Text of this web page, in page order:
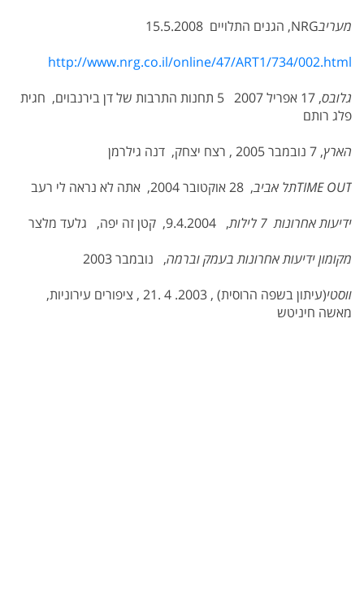
מעריבNRG, הגנים התלויים 15.5.2008
http://www.nrg.co.il/online/47/ART1/734/002.html
גלובס
, 17 אפריל 2007 5 תחנות התרבות של דן בירנבוים, חגית
פלג רותם
הארץ, 7 נובמבר 2005 , רצח יצחק, דנה גילרמן
TIME OUTתל אביב, 28 אוקטובר 2004, אתה לא נראה לי רעב
ידיעות אחרונות 7 לילות
, 9.4.2004, קטן זה יפה, גלעד מלצר
מקומון ידיעות אחרונות בעמק וברמה, נובמבר 2003
ווסטי
(עיתון בשפה הרוסית) , 2003. 4 .21 , ציפורים עירוניות,
מאשה חיניטש